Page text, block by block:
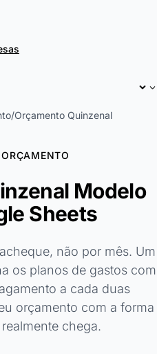
/Orçamento Quinzenal
Modelo
Sheets
não por mês. Um
os planos de gastos com
a cada duas
orçamento com a forma
chega.